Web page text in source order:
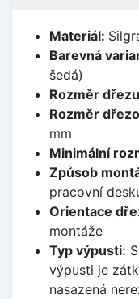
Materiál:
Barevná
šedá)
Rozměr
Rozměr
mm
Minimální
Způsob
pracovní
Orientace
montáže
Typ výpusti:
výpusti je
nasazená